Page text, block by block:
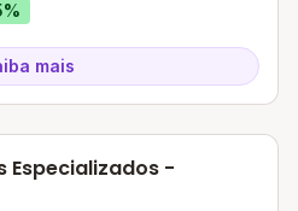
mais
Especializados -